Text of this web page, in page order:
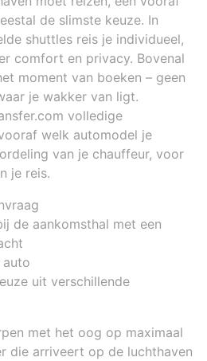
de slimste keuze. In
shuttles reis je individueel,
comfort en privacy. Bovenal
moment van boeken – geen
je wakker van ligt.
volledige
welk automodel je
van je chauffeur, voor
je reis.
de aankomsthal met een
auto
uit verschillende
met het oog op maximaal
die arriveert op de luchthaven